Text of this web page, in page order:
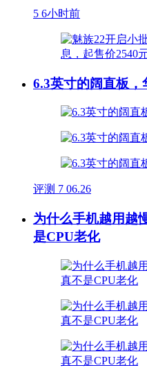
5 6小时前
6.3英寸的阔直板
评测 7 06.26
为什么手机越用越
是CPU老化